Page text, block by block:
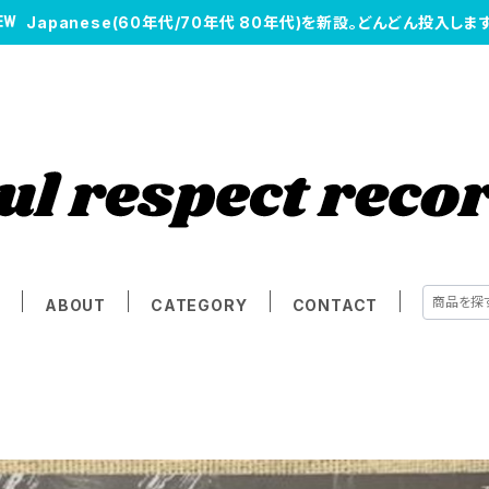
Japanese(60年代/70年代 80年代)を新設。どんどん投入します
ABOUT CATEGORY CONTACT